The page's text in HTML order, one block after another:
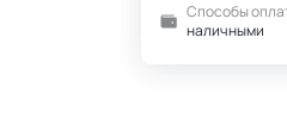
Способы
наличными